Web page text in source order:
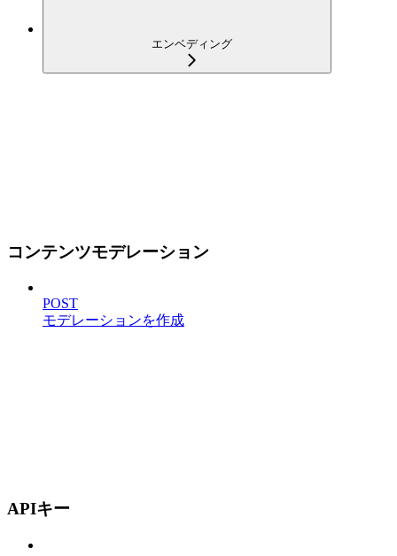
エンベディング
コンテンツモデレーション
POST
モデレーションを作成
APIキー